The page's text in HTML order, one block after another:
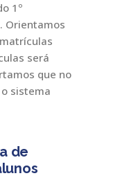
1º
Orientamos
será
que no
sistema
de